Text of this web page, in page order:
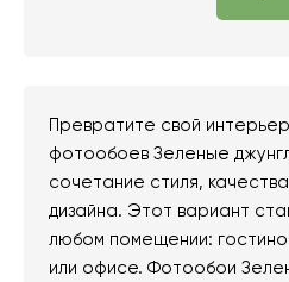
Превратите свой
фотообоев Зеленые
сочетание стиля,
дизайна. Этот вариант
любом помещении:
или офисе. Фотообои